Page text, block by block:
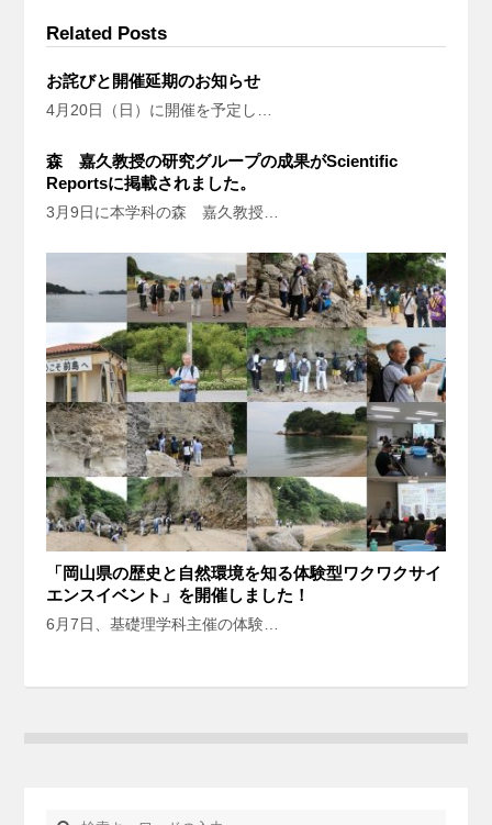
Related Posts
お詫びと開催延期のお知らせ
4月20日（日）に開催を予定し…
森 嘉久教授の研究グループの成果がScientific
Reportsに掲載されました。
3月9日に本学科の森 嘉久教授…
「岡山県の歴史と自然環境を知る体験型ワクワクサイ
エンスイベント」を開催しました！
6月7日、基礎理学科主催の体験…